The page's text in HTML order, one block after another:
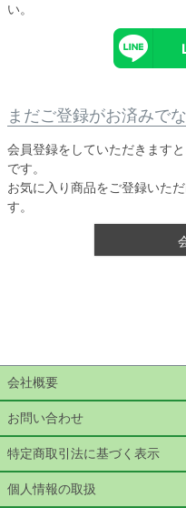
い。
まだご登録がお済みで
会員登録をしていただきます
です。
お気に入り商品をご登録いた
す。
会社概要
お問い合わせ
特定商取引法に基づく表示
個人情報の取扱